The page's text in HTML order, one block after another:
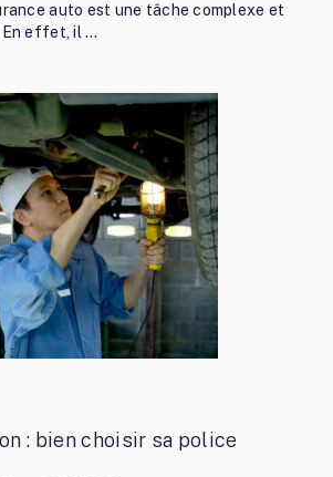
auto est une tâche complexe et
En effet, il …
: bien choisir sa police